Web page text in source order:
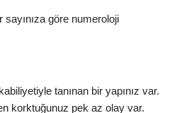
sayınıza göre numeroloji
tanınan bir yapınız var.
korktuğunuz pek az olay var.